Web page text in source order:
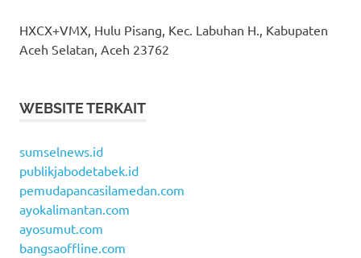
HXCX+VMX, Hulu Pisang, Kec. Labuhan H., Kabupaten
Aceh Selatan, Aceh 23762
WEBSITE TERKAIT
sumselnews.id
publikjabodetabek.id
pemudapancasilamedan.com
ayokalimantan.com
ayosumut.com
bangsaoffline.com